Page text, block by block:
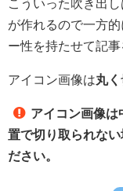
こういった吹き出
が作れるので一方
ー性を持たせて記
アイコン画像は丸く
アイコン画像は
置で切り取られな
ださい。